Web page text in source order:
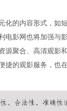
化的内容形式，如
电影网也将加强与
源聚合、高清观影
捷的观影服务，也